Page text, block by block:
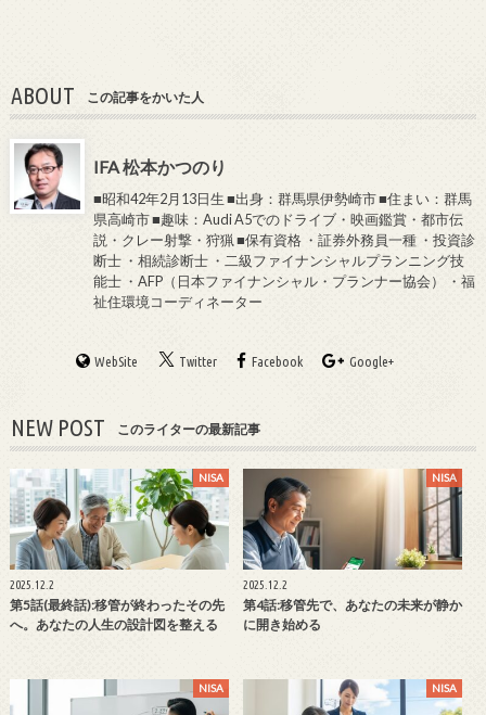
ABOUT この記事をかいた人
IFA 松本かつのり
■昭和42年2月13日生 ■出身：群馬県伊勢崎市 ■住まい：群馬
県高崎市 ■趣味：Audi A5でのドライブ・映画鑑賞・都市伝
説・クレー射撃・狩猟 ■保有資格 ・証券外務員一種 ・投資診
断士 ・相続診断士 ・二級ファイナンシャルプランニング技
能士 ・AFP（日本ファイナンシャル・プランナー協会） ・福
祉住環境コーディネーター
WebSite Twitter Facebook Google+
NEW POST このライターの最新記事
NISA
2025.12.2
第5話(最終話):移管が終わったその先
へ。あなたの人生の設計図を整える
NISA
2025.12.2
第4話:移管先で、あなたの未来が静か
に開き始める
NISA NISA